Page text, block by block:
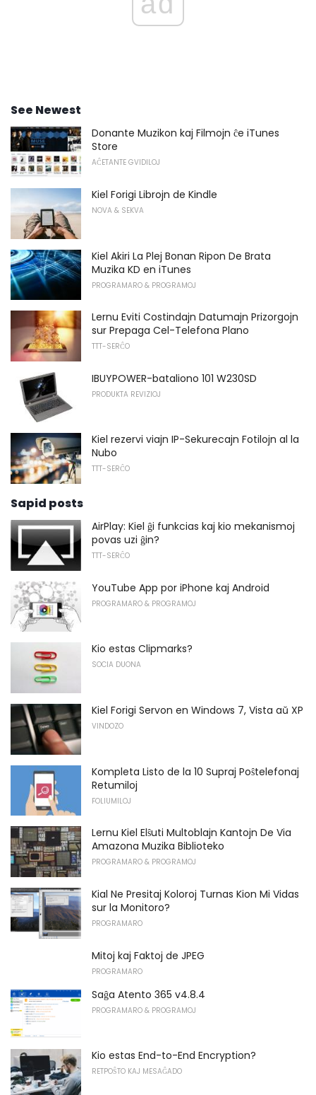
See Newest
Donante Muzikon kaj Filmojn ĉe iTunes
Store
AĈETANTE GVIDILOJ
Kiel Forigi Librojn de Kindle
NOVA & SEKVA
Kiel Akiri La Plej Bonan Ripon De Brata
Muzika KD en iTunes
PROGRAMARO & PROGRAMOJ
Lernu Eviti Costindajn Datumajn Prizorgojn
sur Prepaga Cel-Telefona Plano
TTT-SERĈO
IBUYPOWER-bataliono 101 W230SD
PRODUKTA REVIZIOJ
Kiel rezervi viajn IP-Sekurecajn Fotilojn al la
Nubo
TTT-SERĈO
Sapid posts
AirPlay: Kiel ĝi funkcias kaj kio mekanismoj
povas uzi ĝin?
TTT-SERĈO
YouTube App por iPhone kaj Android
PROGRAMARO & PROGRAMOJ
Kio estas Clipmarks?
SOCIA DUONA
Kiel Forigi Servon en Windows 7, Vista aŭ XP
VINDOZO
Kompleta Listo de la 10 Supraj Poŝtelefonaj
Retumiloj
FOLIUMILOJ
Lernu Kiel Elŝuti Multoblajn Kantojn De Via
Amazona Muzika Biblioteko
PROGRAMARO & PROGRAMOJ
Kial Ne Presitaj Koloroj Turnas Kion Mi Vidas
sur la Monitoro?
PROGRAMARO
Mitoj kaj Faktoj de JPEG
PROGRAMARO
Saĝa Atento 365 v4.8.4
PROGRAMARO & PROGRAMOJ
Kio estas End-to-End Encryption?
RETPOŜTO KAJ MESAĜADO